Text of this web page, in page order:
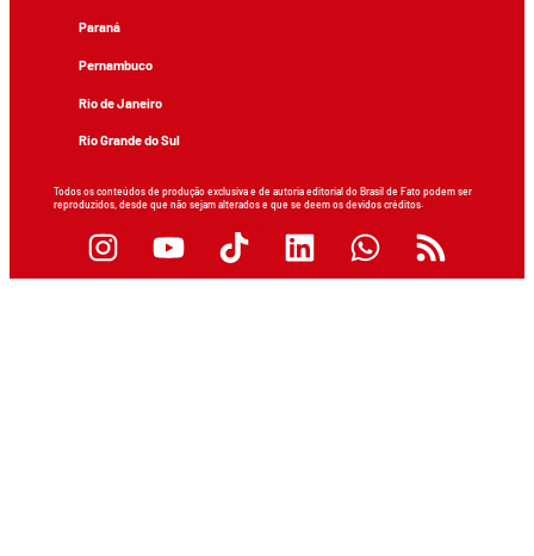
Paraná
Pernambuco
Rio de Janeiro
Rio Grande do Sul
Todos os conteúdos de produção exclusiva e de autoria editorial do Brasil de Fato podem ser
reproduzidos, desde que não sejam alterados e que se deem os devidos créditos.